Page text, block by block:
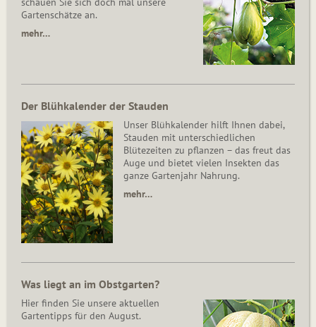
Gartenschätze an.
mehr…
Der Blühkalender der Stauden
Unser Blühkalender hilft Ihnen dabei,
Stauden mit unterschiedlichen
Blütezeiten zu pflanzen – das freut das
Auge und bietet vielen Insekten das
ganze Gartenjahr Nahrung.
mehr…
Was liegt an im Obstgarten?
Hier finden Sie unsere aktuellen
Gartentipps für den August.